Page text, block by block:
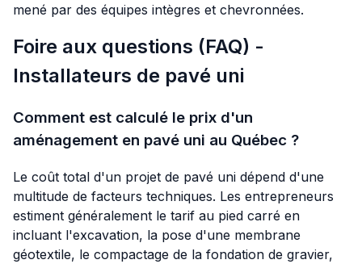
mené par des équipes intègres et chevronnées.
Foire aux questions (FAQ) -
Installateurs de pavé uni
Comment est calculé le prix d'un
aménagement en pavé uni au Québec ?
Le coût total d'un projet de pavé uni dépend d'une
multitude de facteurs techniques. Les entrepreneurs
estiment généralement le tarif au pied carré en
incluant l'excavation, la pose d'une membrane
géotextile, le compactage de la fondation de gravier,